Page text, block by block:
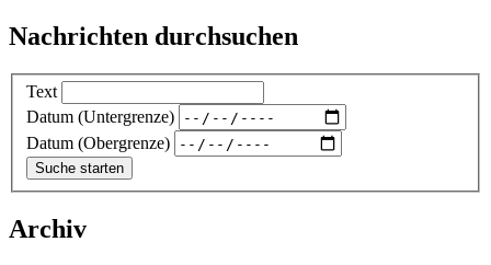
Nachrichten durchsuchen
Text
Datum (Untergrenze)
Datum (Obergrenze)
Archiv